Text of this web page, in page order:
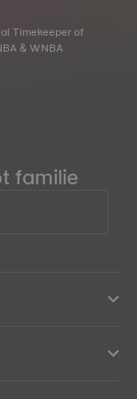
Timekeeper of
& WNBA
familie